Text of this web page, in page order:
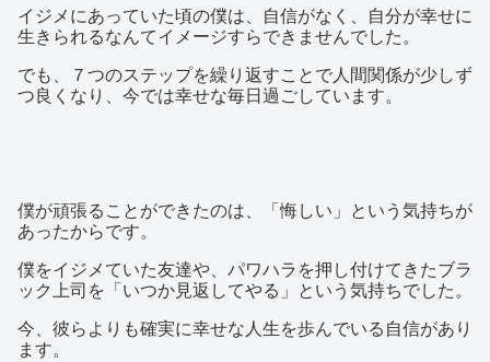
イジメにあっていた頃の僕は、自信がなく、自分が幸せに
生きられるなんてイメージすらできませんでした。
でも、７つのステップを繰り返すことで人間関係が少しず
つ良くなり、今では幸せな毎日過ごしています。
僕が頑張ることができたのは、「悔しい」という気持ちが
あったからです。
僕をイジメていた友達や、パワハラを押し付けてきたブラ
ック上司を「いつか見返してやる」という気持ちでした。
今、彼らよりも確実に幸せな人生を歩んでいる自信があり
ます。